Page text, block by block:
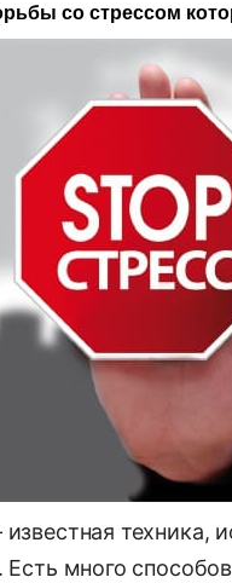
со стрессом
техника,
Есть много